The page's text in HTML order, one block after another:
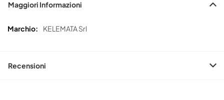
Maggiori Informazioni
Maggiori
KELEMATA Srl
Recensioni